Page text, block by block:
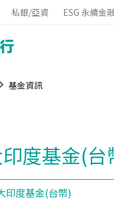
私銀/亞資 ESG 永續金
基金資訊
度基金(台